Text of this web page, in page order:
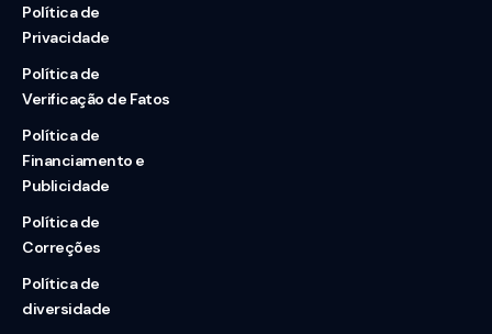
Política de
Privacidade
Política de
Verificação de Fatos
Política de
Financiamento e
Publicidade
Política de
Correções
Política de
diversidade